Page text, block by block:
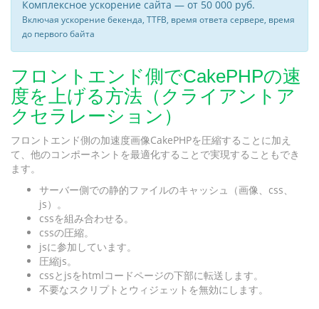
Комплексное ускорение сайта — от 50 000 руб.
Включая ускорение бекенда, TTFB, время ответа сервере, время
до первого байта
フロントエンド側でCakePHPの速
度を上げる方法（クライアントア
クセラレーション）
フロントエンド側の加速度画像CakePHPを圧縮することに加え
て、他のコンポーネントを最適化することで実現することもでき
ます。
サーバー側での静的ファイルのキャッシュ（画像、css、
js）。
cssを組み合わせる。
cssの圧縮。
jsに参加しています。
圧縮js。
cssとjsをhtmlコードページの下部に転送します。
不要なスクリプトとウィジェットを無効にします。